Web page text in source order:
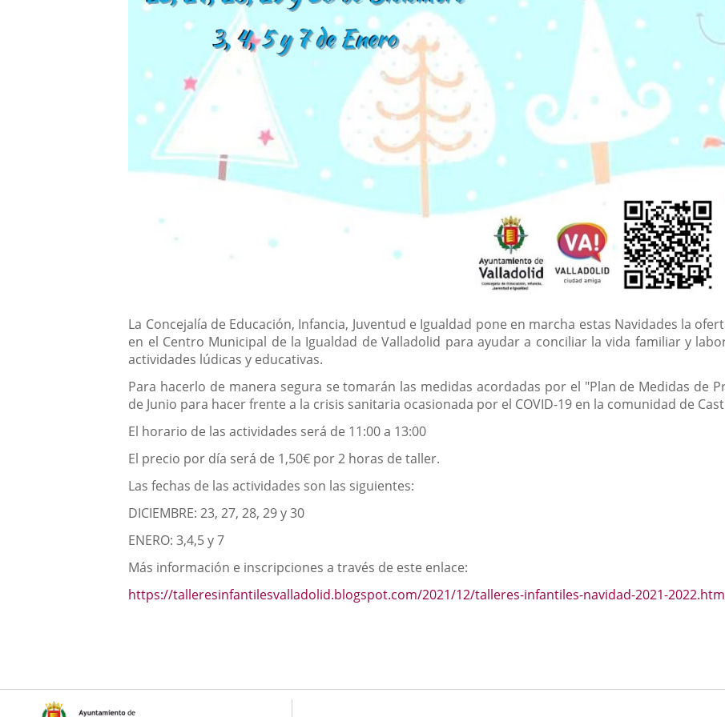
Descripción
La Concejalía de Educación, Infancia, Juventud e Igualdad pone en marcha estas Navidades la
en el Centro Municipal de la Igualdad de Valladolid para ayudar a conciliar la vida familiar y
actividades lúdicas y educativas.
Para hacerlo de manera segura se tomarán las medidas acordadas por el "Plan de Medidas de
de Junio para hacer frente a la crisis sanitaria ocasionada por el COVID-19 en la comunidad de
El horario de las actividades será de 11:00 a 13:00
El precio por día será de 1,50€ por 2 horas de taller.
Las fechas de las actividades son las siguientes:
DICIEMBRE: 23, 27, 28, 29 y 30
ENERO: 3,4,5 y 7
Más información e inscripciones a través de este enlace:
https://talleresinfantilesvalladolid.blogspot.com/2021/12/talleres-infantiles-navidad-2021-